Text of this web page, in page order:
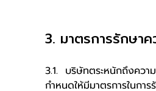
3. มาตรการรักษ
3.1. บริษัทตระหนักถึงคว
กำหนดให้มีมาตรการในก